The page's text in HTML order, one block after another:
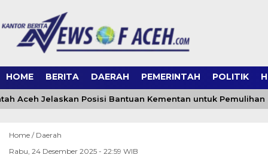
HOME BERITA DAERAH PEMERINTAH POLITIK
Aceh Jelaskan Posisi Bantuan Kementan untuk Pemulihan
Home / Daerah
Rabu, 24 Desember 2025 - 22:59 WIB